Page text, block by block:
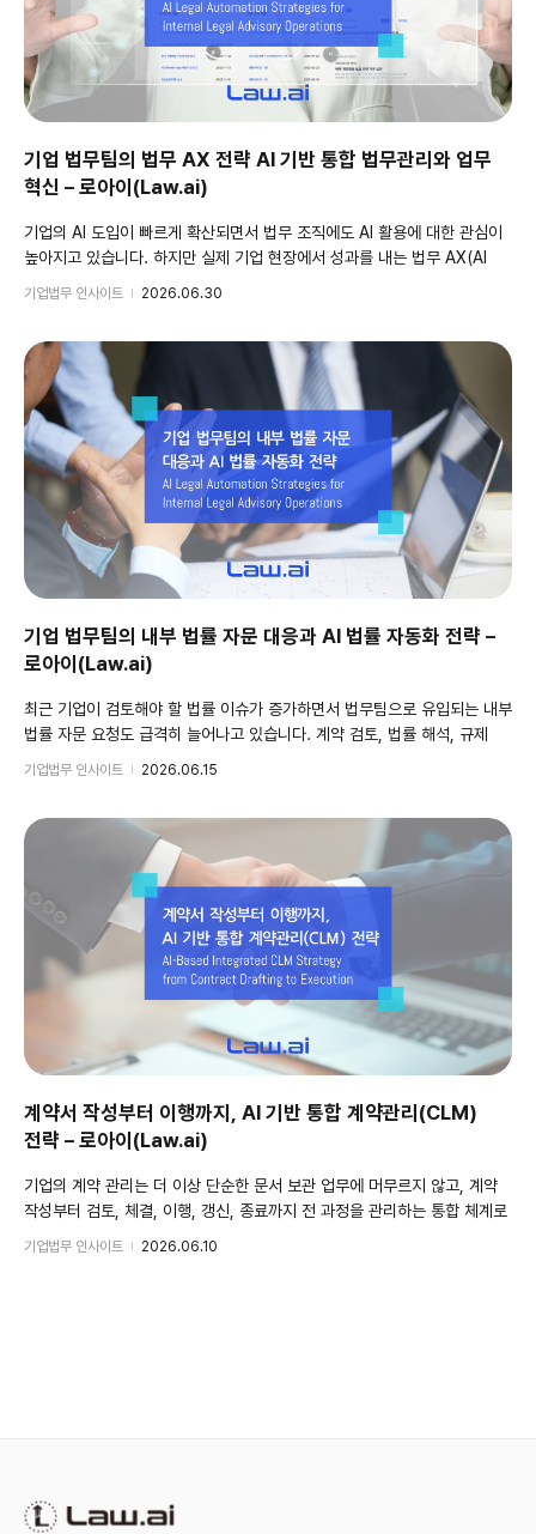
기업 법무팀의 법무 AX 전략 AI 기반 통합 법무관리와 업무
혁신 – 로아이(Law.ai)
기업의 AI 도입이 빠르게 확산되면서 법무 조직에도 AI 활용에 대한 관심이
높아지고 있습니다. 하지만 실제 기업 현장에서 성과를 내는 법무 AX(AI
Transformation)는 단순히 최신 생성형 AI를 도입하는 것이 아니라
기업법무 인사이트 2026.06.30
기업 법무팀의 내부 법률 자문 대응과 AI 법률 자동화 전략 –
로아이(Law.ai)
최근 기업이 검토해야 할 법률 이슈가 증가하면서 법무팀으로 유입되는 내부
법률 자문 요청도 급격히 늘어나고 있습니다. 계약 검토, 법률 해석, 규제
적용 여부, 내부 정책 검토, 컴플라이언스 관련 질의 등 현업 부서에서의
기업법무 인사이트 2026.06.15
계약서 작성부터 이행까지, AI 기반 통합 계약관리(CLМ)
전략 – 로아이(Law.ai)
기업의 계약 관리는 더 이상 단순한 문서 보관 업무에 머무르지 않고, 계약
작성부터 검토, 체결, 이행, 갱신, 종료까지 전 과정을 관리하는 통합 체계로
빠르게 변화하고 있습니다. 특히 AI 기술의 도입으로 계약서 자동 작성,
기업법무 인사이트 2026.06.10